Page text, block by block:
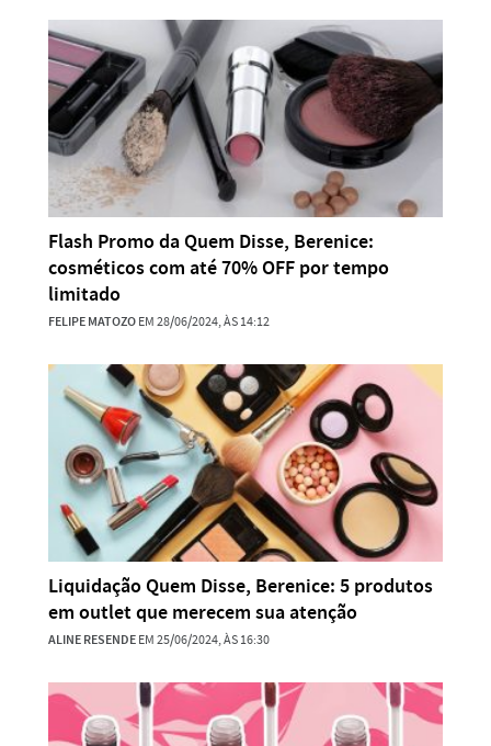
Flash Promo da Quem Disse, Berenice:
cosméticos com até 70% OFF por tempo
limitado
FELIPE MATOZOEM 28/06/2024, ÀS 14:12
Liquidação Quem Disse, Berenice: 5 produtos
em outlet que merecem sua atenção
ALINE RESENDEEM 25/06/2024, ÀS 16:30